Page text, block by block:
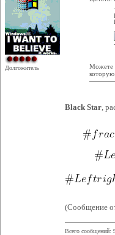
Долгожитель
Можете
Black Star,
(Сообщение
Всего сообщений: